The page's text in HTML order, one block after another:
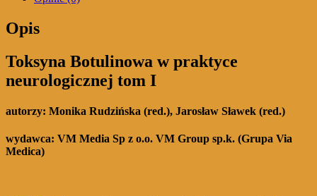
Opis
Toksyna Botulinowa w praktyce
neurologicznej tom I
autorzy: Monika Rudzińska (red.), Jarosław Sławek (red.)
wydawca: VM Media Sp z o.o. VM Group sp.k. (Grupa Via
Medica)